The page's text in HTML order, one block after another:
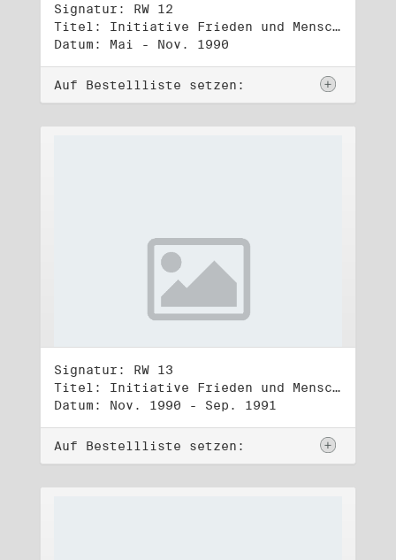
Signatur: RW 12
Titel: Initiative Frieden und Menschenrechte (2)
Datum: Mai - Nov. 1990
Auf Bestellliste setzen:
Signatur: RW 13
Titel: Initiative Frieden und Menschenrechte (3)
Datum: Nov. 1990 - Sep. 1991
Auf Bestellliste setzen: